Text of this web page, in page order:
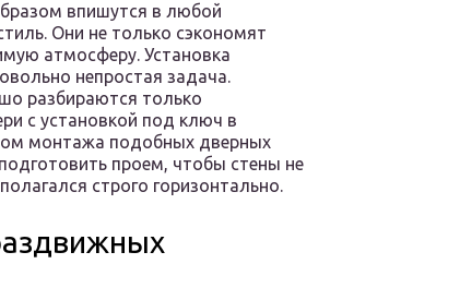
впишутся в любой
Они не только сэкономят
атмосферу. Установка
непростая задача.
разбираются только
с установкой под ключ в
монтажа подобных дверных
проем, чтобы стены не
строго горизонтально.